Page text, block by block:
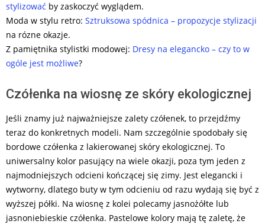
stylizować by zaskoczyć wyglądem.
Moda w stylu retro: Sztruksowa spódnica – propozycje stylizacji
na rózne okazje.
Z pamiętnika stylistki modowej: Dresy na elegancko – czy to w
ogóle jest możliwe?
Czółenka na wiosnę ze skóry ekologicznej
Jeśli znamy już najważniejsze zalety czółenek, to przejdźmy
teraz do konkretnych modeli. Nam szczególnie spodobały się
bordowe czółenka z lakierowanej skóry ekologicznej. To
uniwersalny kolor pasujący na wiele okazji, poza tym jeden z
najmodniejszych odcieni kończącej się zimy. Jest elegancki i
wytworny, dlatego buty w tym odcieniu od razu wydają się być z
wyższej półki. Na wiosnę z kolei polecamy jasnożółte lub
jasnoniebieskie czółenka. Pastelowe kolory mają tę zaletę, że